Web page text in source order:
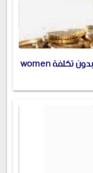
أفضل المشاريع النسائية المربحة من المنزل وبدون تكلفة women